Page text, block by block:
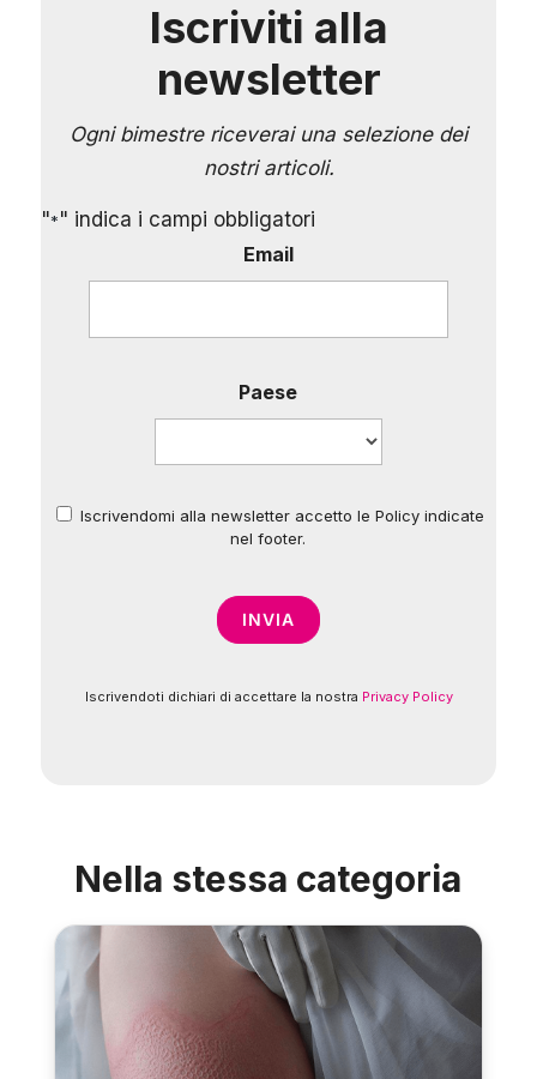
Iscriviti alla
newsletter
Ogni bimestre riceverai una selezione dei
nostri articoli.
"*" indica i campi obbligatori
Email
Paese
*
Iscrivendomi alla newsletter accetto le Policy indicate
nel footer.
Iscrivendoti dichiari di accettare la nostra Privacy Policy
Nella stessa categoria